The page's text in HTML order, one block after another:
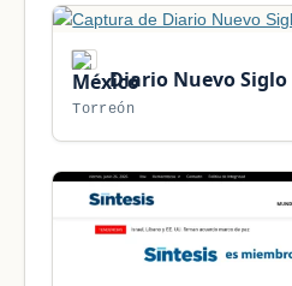
Diario Nuevo Siglo
Torreón